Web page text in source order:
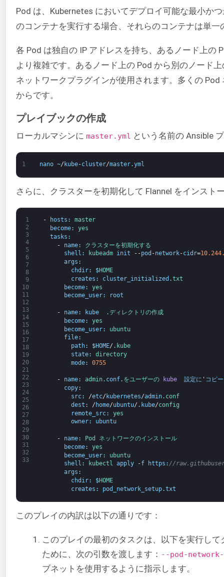
Pod は、Kubernetes においてデプロイ可能な最小か
のコンテナを実行する場合、それらのコンテナは単
各 Pod は独自の IP アドレスを持ち、あるノード上の
より複雑です。あるノード上の Pod から別のノード
ネットワークプラグインが使用されます。多くの
からです。
プレイブックの作成
ローカルマシンに master.yml という名前の Ansible
1 nano ~/ kube-cluster/master.yml
さらに、クラスターを初期化して Flannel をインス
1
2
3
4
5
6
7
8
9
10
11
12
13
14
15
16
17
18
19
20
21
22
23
24
25
26
27
28
29
30
31
32
33
- hosts :
master
become:
yes
tasks :
-
name: クラスターを初期化する
shell : kubeadm init --pod -network-cidr=
args :
chdir: $HOME
creates : cluster_initialized .txt
become:
yes
become_user: root
- name: kube .ディレクトリの作成
become:
yes
become_user:
ubuntu
file:
path: $HOME/ . kube
state:
directory
mode: 0755
- name: admin. conf. をユーザーの kube 設定に ' コピー
copy:
src: /etc/ kubernetes/admin. conf
dest : / home/ubuntu/ . kube/config
remote_src:
yes
owner: ubuntu
- name: Pod ネットワークのインストール
become:
yes
become_user:
ubuntu
shell : kubectl apply -f https : //
args :
chdir: $HOME
creates : pod_network_setup.txt
このプレイの内訳は以下の通りです：
このプレイの最初のタスクは、以下を実行し
ために、次の引数を渡します： --pod-
ブネットを使用するように指示します。